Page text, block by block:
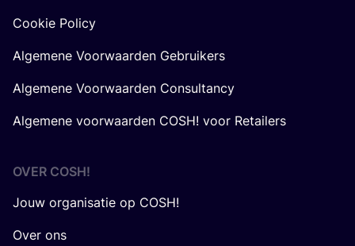
Cookie Policy
Algemene Voorwaarden Gebruikers
Algemene Voorwaarden Consultancy
Algemene voorwaarden COSH! voor Retailers
OVER COSH!
Jouw organisatie op COSH!
Over ons